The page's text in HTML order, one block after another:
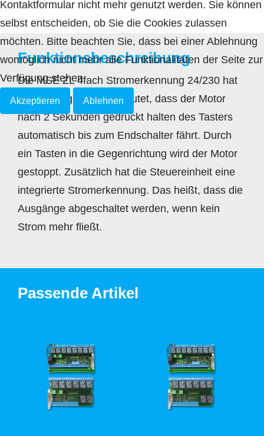
Funktionsbeschreibung
Die MSE ZL 4fach Stromerkennung 24/230 hat
eine Zeitlogik. Das bedeutet, dass der Motor
nach 2 Sekunden gedrückt halten des Tasters
automatisch bis zum Endschalter fährt. Durch
ein Tasten in die Gegenrichtung wird der Motor
gestoppt. Zusätzlich hat die Steuereinheit eine
integrierte Stromerkennung. Das heißt, dass die
Ausgänge abgeschaltet werden, wenn kein
Strom mehr fließt.
Passende Artikel
Kontaktformular nicht mehr genutzt werden. Sie können
selbst entscheiden, ob Sie die Cookies zulassen
möchten. Bitte beachten Sie, dass bei einer Ablehnung
womöglich nicht mehr alle Funktionalitäten der Seite zur
Verfügung stehen.
Akzeptieren Ablehnen